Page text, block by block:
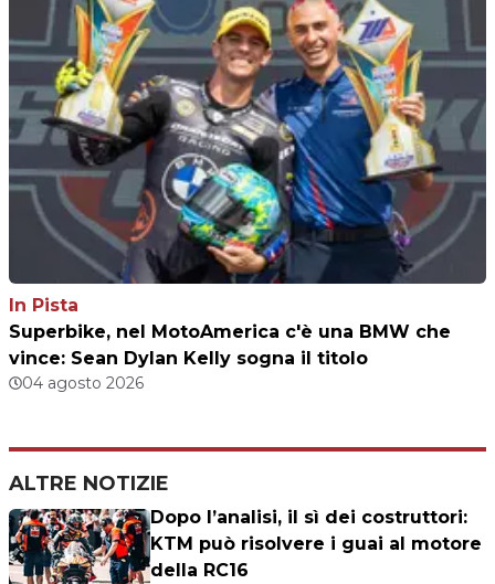
In Pista
Superbike, nel MotoAmerica c'è una BMW che
vince: Sean Dylan Kelly sogna il titolo
04 agosto 2026
ALTRE NOTIZIE
Dopo l’analisi, il sì dei costruttori:
KTM può risolvere i guai al motore
della RC16